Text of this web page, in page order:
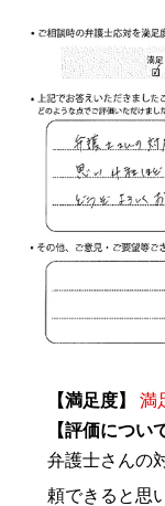
【満足度】
満
【評価につい
弁護士さんの
頼できると思